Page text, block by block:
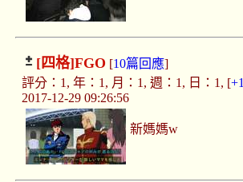
[四格]FGO [10篇回應]
評分：1, 年：1, 月：1, 週：1, 日：1, [+1
2017-12-29 09:26:56
新媽媽w